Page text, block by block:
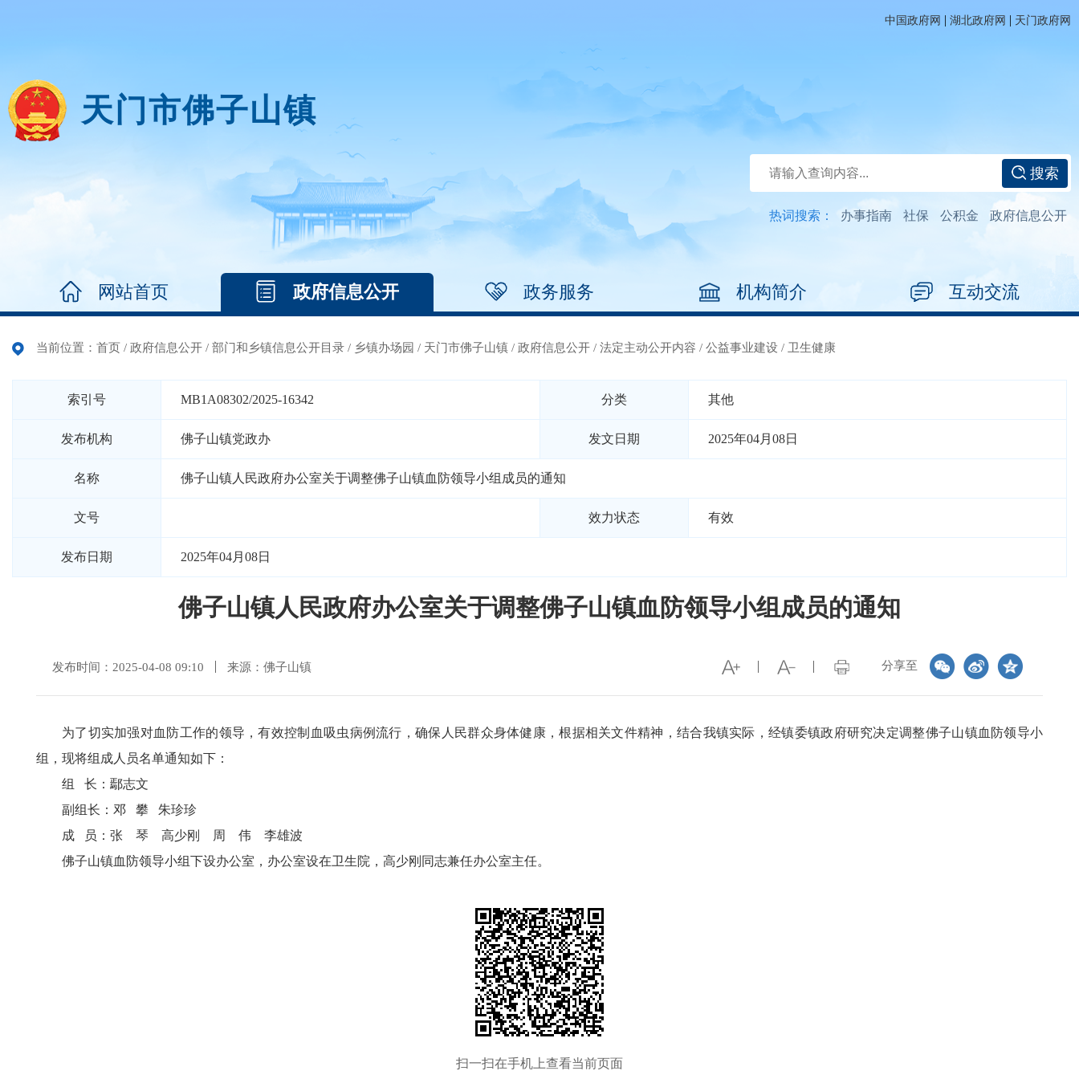
中国政府网 | 湖北政府网 | 天门政府网
天门市佛子山镇
搜索
热词搜索： 办事指南 社保 公积金 政府信息公开
网站首页 政府信息公开 政务服务 机构简介 互动交流
当前位置： 首页 / 政府信息公开 / 部门和乡镇信息公开目录 / 乡镇办场园 / 天门市佛子山镇 / 政府信息公开 / 法定主动公开内容 / 公益事业建设 / 卫生健康
索引号 MB1A08302/2025-16342 分类 其他
发布机构 佛子山镇党政办 发文日期 2025年04月08日
名称 佛子山镇人民政府办公室关于调整佛子山镇血防领导小组成员的通知
文号 效力状态 有效
发布日期 2025年04月08日
佛子山镇人民政府办公室关于调整佛子山镇血防领导小组成员的通知
分享至
发布时间：2025-04-08 09:10 来源：佛子山镇
为了切实加强对血防工作的领导，有效控制血吸虫病例流行，确保人民群众身体健康，根据相关文件精神，结合我镇实际，经镇委镇政府研究决定调整佛子山镇血防领导小
组，现将组成人员名单通知如下：
组 长：鄢志文
副组长：邓 攀 朱珍珍
成 员：张 琴 高少刚 周 伟 李雄波
佛子山镇血防领导小组下设办公室，办公室设在卫生院，高少刚同志兼任办公室主任。
扫一扫在手机上查看当前页面